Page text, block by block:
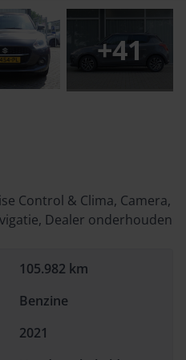
+41
Control & Clima, Camera,
Dealer onderhouden
105.982 km
Benzine
2021